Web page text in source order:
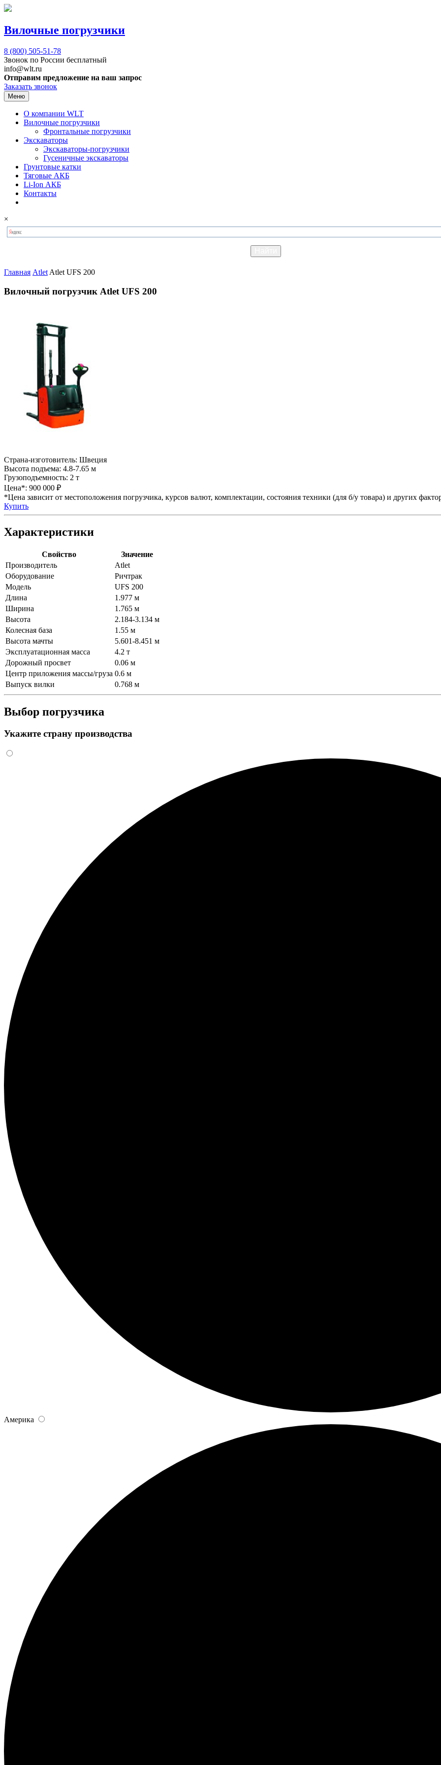
Вилочные погрузчики
8 (800) 505-51-78
Звонок по России бесплатный
info@wlt.ru
Отправим предложение на ваш запрос
Заказать звонок
Меню
О компании WLT
Вилочные погрузчики
Фронтальные погрузчики
Экскаваторы
Экскаваторы-погрузчики
Гусеничные экскаваторы
Грунтовые катки
Тяговые АКБ
Li-Ion АКБ
Контакты
×
Главная Atlet Atlet UFS 200
Вилочный погрузчик Atlet UFS 200
Страна-изготовитель: Швеция
Высота подъема: 4.8-7.65 м
Грузоподъемность: 2 т
Цена*: 900 000 ₽
*Цена зависит от местоположения погрузчика, курсов валют, комплектации, состояния техники (для б/у товара) и других
Купить
Характеристики
Свойство
Значение
Производитель
Atlet
Оборудование
Ричтрак
Модель
UFS 200
Длина
1.977 м
Ширина
1.765 м
Высота
2.184-3.134 м
Колесная база
1.55 м
Высота мачты
5.601-8.451 м
Эксплуатационная масса
4.2 т
Дорожный просвет
0.06 м
Центр приложения массы/груза 0.6 м
Выпуск вилки
0.768 м
Выбор погрузчика
Укажите страну производства
Америка